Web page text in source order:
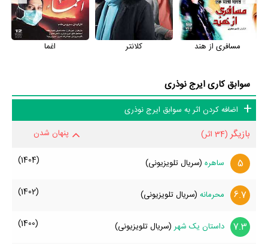
مسافری از هند کلانتر اغما
سوابق کاری ایرج نوذری
اضافه کردن اثر به سوابق ایرج نوذری
بازیگر (34 اثر) پنهان شدن
5 ساهره (سریال تلویزیونی) (1404)
6.7 محرمانه (سریال تلویزیونی) (1402)
7.3 داستان یک شهر (سریال تلویزیونی) (1400)